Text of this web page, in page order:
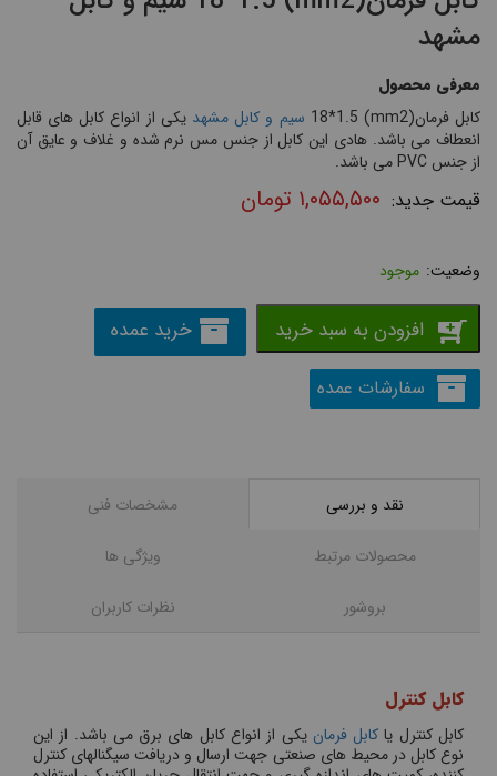
مشهد
معرفی محصول
کابل فرمان(mm2) 18*1.5
سیم و کابل مشهد یکی از انواع کابل های قابل
انعطاف می باشد. هادی این کابل از جنس مس نرم شده و غلاف و عایق آن
از جنس PVC می باشد.
۱,۰۵۵,۵۰۰ تومان
موجود
افزودن به سبد خرید خرید عمده
سفارشات عمده
نقد و بررسی مشخصات فنی
محصولات مرتبط ویژگی ها
بروشور نظرات کاربران
کابل کنترل
کابل کنترل یا کابل فرمان یکی از انواع کابل های برق می باشد. از این
نوع کابل در محیط های صنعتی جهت ارسال و دریافت سیگنالهای کنترل